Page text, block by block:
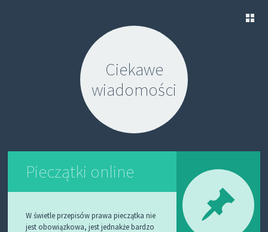
Ciekawe
wiadomości
Pieczątki online
W świetle przepisów prawa pieczątka nie
jest obowiązkowa, jest jednakże bardzo